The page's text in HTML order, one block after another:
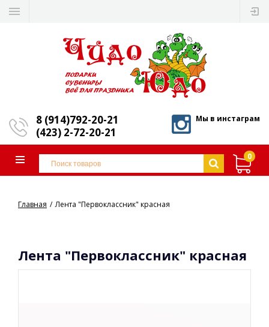
8 (914)792-20-21
(423) 2-72-20-21
Мы в инстаграм
0
Главная Лента "Первоклассник" красная
Лента "Первоклассник" красная